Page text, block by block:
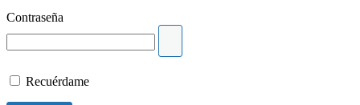
Contraseña
Recuérdame